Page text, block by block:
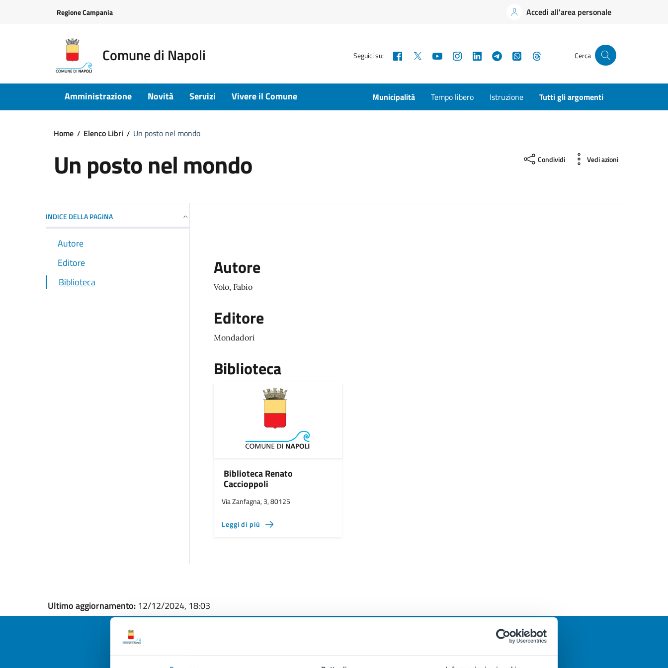
Regione Campania Accedi all'area personale
Comune di Napoli Seguici su: Facebook YouTubeInstagramLinkedInTelegramWhatsApp Cerca
Amministrazione Novità Servizi Vivere il Comune Municipalità Tempo libero Istruzione Tutti gli argomenti
Home Elenco Libri Un posto nel mondo
Un posto nel mondo Condividi Vedi azioni
INDICE DELLA PAGINA
Autore
Editore
Biblioteca
Autore
Volo, Fabio
Editore
Mondadori
Biblioteca
Biblioteca Renato
Caccioppoli
Via Zanfagna, 3, 80125
Leggi di più
Ultimo aggiornamento: 12/12/2024, 18:03